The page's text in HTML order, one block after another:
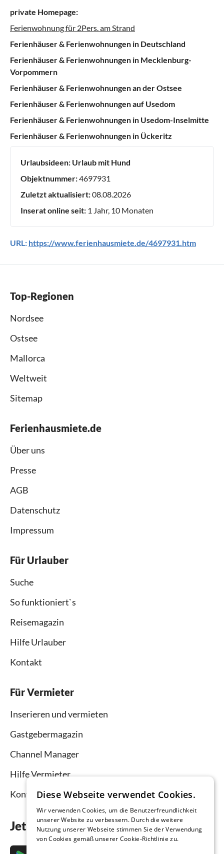
private Homepage:
Ferienwohnung für 2Pers. am Strand
Ferienhäuser & Ferienwohnungen in Deutschland
Ferienhäuser & Ferienwohnungen in Mecklenburg-
Vorpommern
Ferienhäuser & Ferienwohnungen an der Ostsee
Ferienhäuser & Ferienwohnungen auf Usedom
Ferienhäuser & Ferienwohnungen in Usedom-Inselmitte
Ferienhäuser & Ferienwohnungen in Ückeritz
Urlaubsideen: Urlaub mit Hund
Objektnummer:4697931
Zuletzt aktualisiert:08.08.2026
Inserat online seit: 1 Jahr, 10 Monaten
URL: https://www.ferienhausmiete.de/4697931.htm
Top-Regionen
Nordsee
Ostsee
Mallorca
Weltweit
Sitemap
Ferienhausmiete.de
Über uns
Presse
AGB
Datenschutz
Impressum
Für Urlauber
Suche
So funktioniert`s
Reisemagazin
Hilfe Urlauber
Kontakt
Für Vermieter
Inserieren und vermieten
Gastgebermagazin
Channel Manager
Hilfe Vermieter
Kontakt
Jetzt die App downloaden
Diese Webseite verwendet Cookies.
Wir verwenden Cookies, um die Benutzerfreundlichkeit
unserer Website zu verbessern. Durch die weitere
Nutzung unserer Webseite stimmen Sie der Verwendung
von Cookies gemäß unserer Cookie-Richtlinie zu.